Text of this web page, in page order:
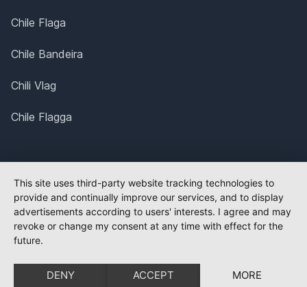
Chile Flaga
Chile Bandeira
Chili Vlag
Chile Flagga
This site uses third-party website tracking technologies to
provide and continually improve our services, and to display
advertisements according to users' interests. I agree and may
revoke or change my consent at any time with effect for the
future.
DENY ACCEPT MORE